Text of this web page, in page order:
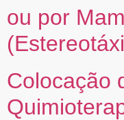
ou por
Colocação